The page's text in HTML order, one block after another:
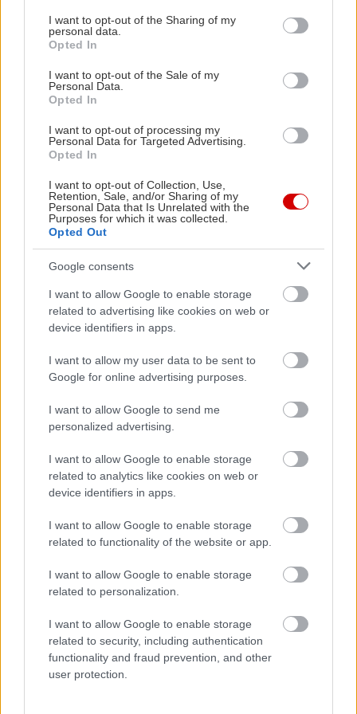
not limited to your visit or usage behaviour. You may click to
grant or deny consent to Google and its third-party tags to
use your data for below specified purposes in below Google
consent section.
I want to opt-out of the Sharing of my
personal data.
Opted In
I want to opt-out of the Sale of my
Personal Data.
Opted In
I want to opt-out of processing my
Personal Data for Targeted Advertising.
Opted In
I want to opt-out of Collection, Use,
Retention, Sale, and/or Sharing of my
Personal Data that Is Unrelated with the
Purposes for which it was collected.
Opted Out
Google consents
I want to allow Google to enable storage
related to advertising like cookies on web or
device identifiers in apps.
I want to allow my user data to be sent to
Google for online advertising purposes.
I want to allow Google to send me
personalized advertising.
I want to allow Google to enable storage
related to analytics like cookies on web or
device identifiers in apps.
I want to allow Google to enable storage
related to functionality of the website or app.
I want to allow Google to enable storage
related to personalization.
I want to allow Google to enable storage
related to security, including authentication
functionality and fraud prevention, and other
user protection.
Εκτέλεση:
Για την πατατοσαλάτα: Κόβουμε τις πατάτες στη
μέση κατά μήκος και τις προσθέτουμε σε μία
κατσαρόλα με καλά αλατισμένο νερό.
φέρνουμε σε βρασμό και χαμηλώνουμε τη φωτιά
έτσι ώστε να σιγοβράζουν οι πατάτες.
Μαγειρεύουμε τις πατάτες μέχρι να μαλακώσουν
αλλά όχι σε σημείο που να διαλύονται, το οποίο
το ελέγχουμε με ένα μαχαιράκι. Σουρώνουμε τις
πατάτες και τις αφήνουμε να στραγγίξουν
πλήρως. Σε ένα μπολ προσθέτουμε όλα τα υλικά,
τα ανακατεύουμε, δοκιμάζουμε και διορθώνουμε
τη γεύση με αλάτι αν χρειάζεται.
Για τη σάλτσα γιαούρτι – φέτα: Στον κάδο ενός
μούλτι προσθέτουμε την καυτερή πιπεριά, το
σκόρδο, το ελαιόλαδο και χτυπάμε σε υψηλή
ταχύτητα μέχρι να ομογενοποιηθούν. Σε ένα μπολ
προσθέτουμε όλα τα υπόλοιπα υλικά μαζί με το
μείγμα του ελαιόλαδου και ανακατεύουμε με ένα
σύρμα χειρός μέχρι να έχουμε ένα ομοιογενές
μείγμα. Δοκιμάζουμε και διορθώνουμε τη γεύση με
αλάτι αν χρειάζεται.
Για το πιάτο: Σε ένα πιάτο στρώνουμε μία
πατατοσαλάτα και γαρνίρουμε με λίγο ελαιόλαδο.
Η συνταγή είναι του